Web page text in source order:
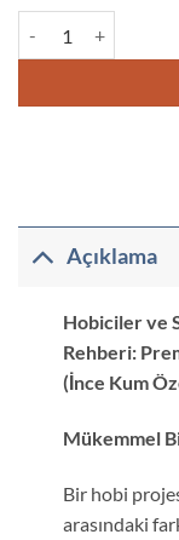
Açıklama
Hobiciler ve
Rehberi:
(İnce Kum
Mükemmel
Bir hobi
arasındaki